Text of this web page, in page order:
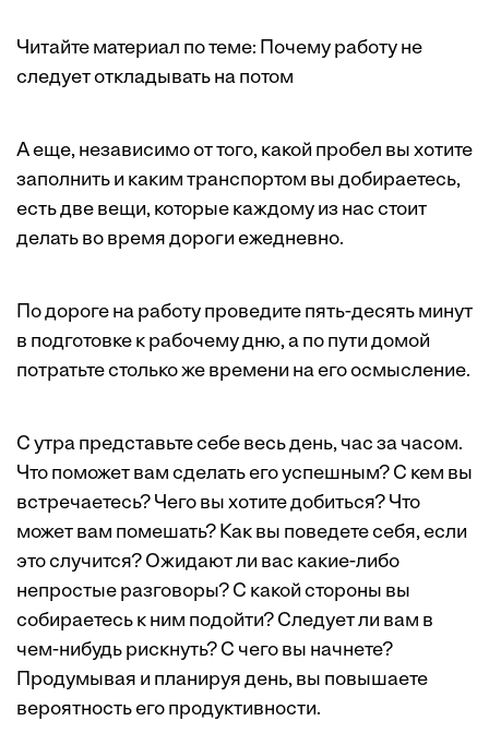
Читайте материал по теме: Почему работу не
следует откладывать на потом
А еще, независимо от того, какой пробел вы хотите
заполнить и каким транспортом вы добираетесь,
есть две вещи, которые каждому из нас стоит
делать во время дороги ежедневно.
По дороге на работу проведите пять-десять минут
в подготовке к рабочему дню, а по пути домой
потратьте столько же времени на его осмысление.
С утра представьте себе весь день, час за часом.
Что поможет вам сделать его успешным? С кем вы
встречаетесь? Чего вы хотите добиться? Что
может вам помешать? Как вы поведете себя, если
это случится? Ожидают ли вас какие-либо
непростые разговоры? С какой стороны вы
собираетесь к ним подойти? Следует ли вам в
чем-нибудь рискнуть? С чего вы начнете?
Продумывая и планируя день, вы повышаете
вероятность его продуктивности.